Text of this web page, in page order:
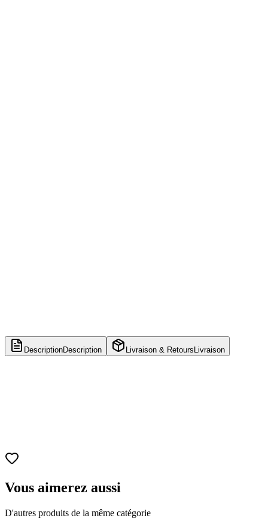
DescriptionDescription Livraison & Retours Livraison
Vous aimerez aussi
D'autres produits de la même catégorie